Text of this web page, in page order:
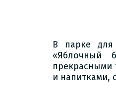
В парке для
«Яблочный
прекрасными
и напитками,